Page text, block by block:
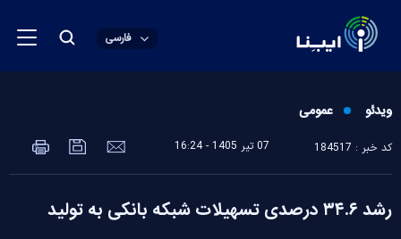
فارسی
ویدئو عمومی
کد خبر : 184517 07 تير 1405 - 16:24
رشد ۳۴.۶ درصدی تسهیلات شبکه بانکی به تولید